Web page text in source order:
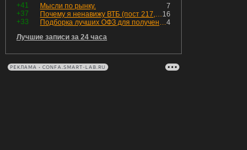
+41
7
Мысли по рынку.
+37
16
Почему я ненавижу ВТБ (пост 217, 12+)
+33
4
Подборка лучших ОФЗ для получения дохода с наибольшей прибылью
Лучшие записи за 24 часа
РЕКЛАМА • CONFA.SMART-LAB.RU